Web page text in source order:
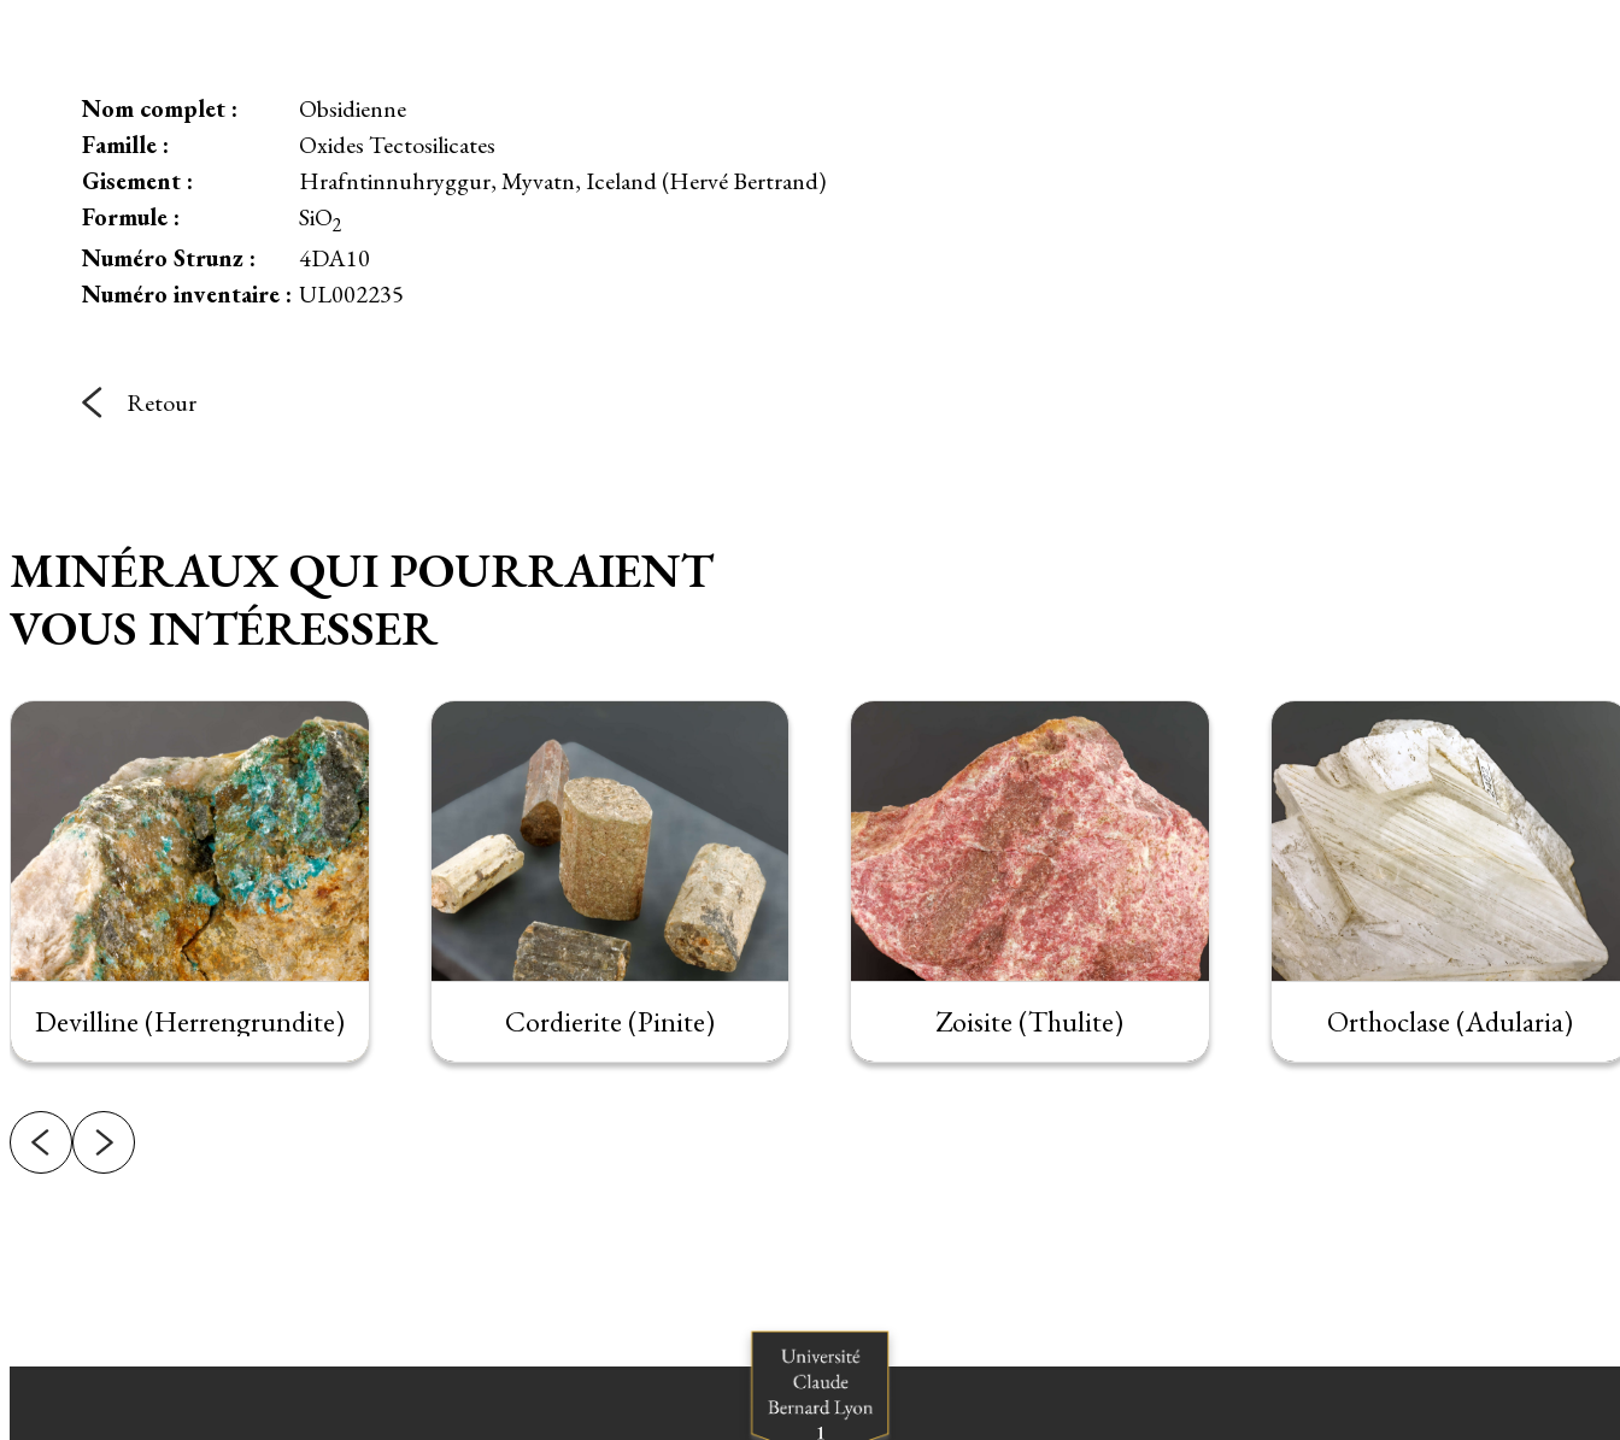
Nom complet :
Obsidienne
Famille :
Oxides Tectosilicates
Gisement :
Hrafntinnuhryggur, Myvatn, Iceland (Hervé Bertrand)
Formule :
SiO2
Numéro Strunz :
4DA10
Numéro inventaire : UL002235
Retour
MINÉRAUX QUI POURRAIENT
VOUS INTÉRESSER
Devilline (Herrengrundite) Cordierite (Pinite) Zoisite (Thulite) Orthoclase (Adularia)